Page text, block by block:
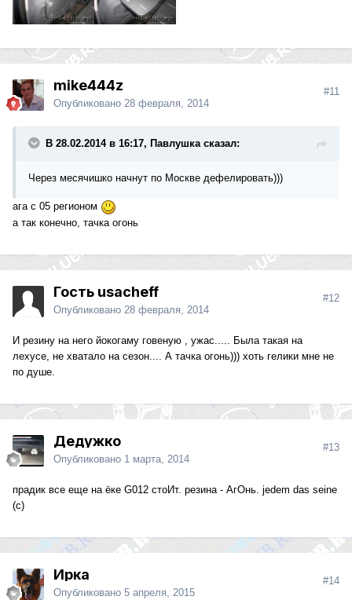
mike444z
Опубликовано 28 февраля, 2014
#11
В 28.02.2014 в 16:17, Павлушка сказал:
Через месячишко начнут по Москве дефелировать)))
ага с 05 регионом
а так конечно, тачка огонь
Гость usacheff
Опубликовано 28 февраля, 2014
#12
И резину на него йокогаму говеную , ужас..... Была такая на
лехусе, не хватало на сезон.... А тачка огонь))) хоть гелики мне не
по душе.
Дедужко
Опубликовано 1 марта, 2014
#13
прадик все еще на ёке G012 стоИт. резина - АгОнь. jedem das seine
(с)
Ирка
Опубликовано 5 апреля, 2015
#14